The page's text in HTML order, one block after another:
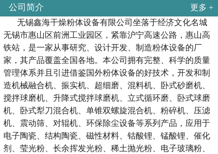
公司简介
更多 +
无锡鑫海干燥粉体设备有限公司坐落于经济文化名城
无锡市惠山区前洲工业园区，紧靠沪宁高速公路，惠山高
铁站，是一家从事研究、设计开发、制造粉体设备的厂
家，其产品覆盖全国各地。本公司拥有完整、科学的质量
管理体系并且引进借鉴国外粉体设备的好技术，开发和制
造机械融合机、振实机、超细磨、混料机、卧式砂磨机、
搅拌球磨机、升降式搅拌球磨机、立式循环磨、卧式球磨
机、卧式犁刀混合机、单锥双螺旋混合机、粉碎机、压滤
机、震动筛、对辊机、环保除尘设备等系列产品，应用于
电子陶瓷、结构陶瓷、磁性材料、钴酸锂、锰酸锂、催化
剂、莹光粉、长余挥发光粉、稀土抛光粉、电子玻璃粉、